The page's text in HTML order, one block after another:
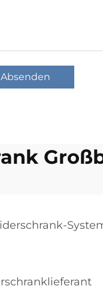
Absenden